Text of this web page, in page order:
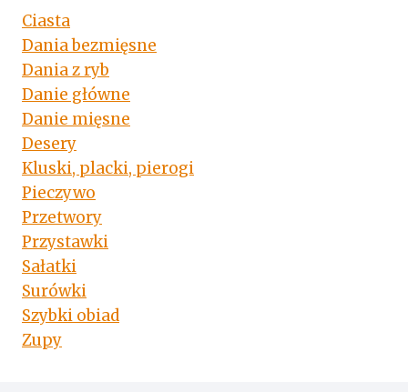
Ciasta
Dania bezmięsne
Dania z ryb
Danie główne
Danie mięsne
Desery
Kluski, placki, pierogi
Pieczywo
Przetwory
Przystawki
Sałatki
Surówki
Szybki obiad
Zupy